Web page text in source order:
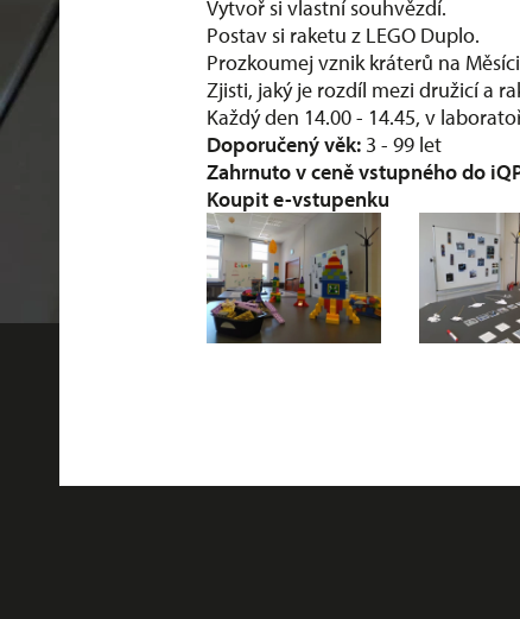
Vytvoř si vlastní souhvězdí.
Postav si raketu z LEGO Duplo.
Prozkoumej vznik kráterů na
Zjisti, jaký je rozdíl mezi družicí a
Každý den 14.00 - 14.45, v
Doporučený věk: 3 - 99 let
Zahrnuto v ceně vstupného do
Koupit e-vstupenku